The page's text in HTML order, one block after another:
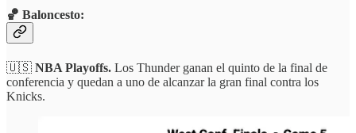
🏀 Baloncesto:
🇺🇸 NBA Playoffs. Los Thunder ganan el quinto de la final de
conferencia y quedan a uno de alcanzar la gran final contra los
Knicks.